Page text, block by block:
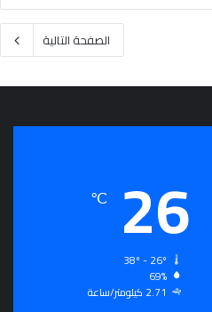
الصفحة التالية
26
℃
69%
2.71 كيلومتر/ساعة